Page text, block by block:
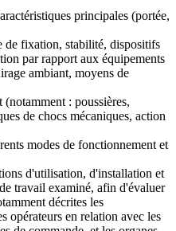
principales (portée,
de fixation, stabilité, dispositifs
par rapport aux équipements
ambiant, moyens de
: poussières,
de chocs mécaniques, action
modes de fonctionnement et
d'utilisation, d'installation et
travail examiné, afin d'évaluer
décrites les
opérateurs en relation avec les